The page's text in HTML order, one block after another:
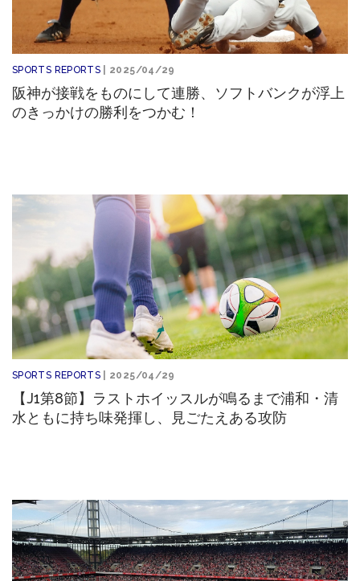
SPORTS REPORTS | 2025/04/29
阪神が接戦をものにして連勝、ソフトバンクが浮上
のきっかけの勝利をつかむ！
SPORTS REPORTS | 2025/04/29
【J1第8節】ラストホイッスルが鳴るまで浦和・清
水ともに持ち味発揮し、見ごたえある攻防